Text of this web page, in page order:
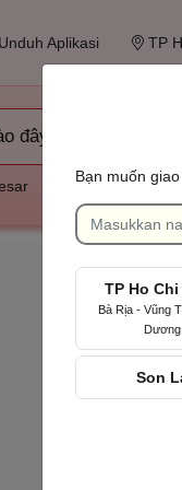
Unduh Aplikasi TP
đây
Duka cita Ulang
Bạn muốn
TP Ho
Bà Rịa - Vũng
Dương
Son